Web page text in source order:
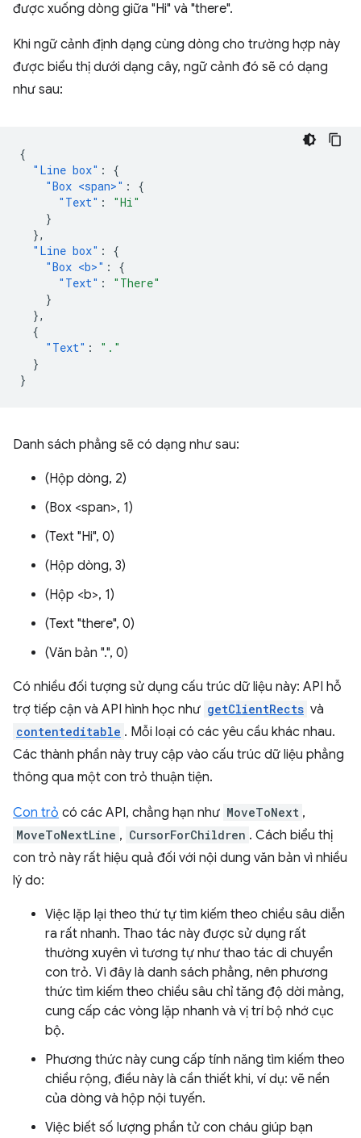
được xuống dòng giữa "Hi" và "there".
Khi ngữ cảnh định dạng cùng dòng cho trường hợp này
được biểu thị dưới dạng cây, ngữ cảnh đó sẽ có dạng
như sau:
{
"Line box" :
{
"Box <span>" :
{
"Text" :
"Hi"
}
},
"Line box" :
{
"Box <b>" :
{
"Text" :
"There"
}
},
{
"Text" :
"."
}
}
Danh sách phẳng sẽ có dạng như sau:
(Hộp dòng, 2)
(Box <span>, 1)
(Text "Hi", 0)
(Hộp dòng, 3)
(Hộp <b>, 1)
(Text "there", 0)
(Văn bản ".", 0)
Có nhiều đối tượng sử dụng cấu trúc dữ liệu này: API hỗ
trợ tiếp cận và API hình học như getClientRects và
contenteditable . Mỗi loại có các yêu cầu khác nhau.
Các thành phần này truy cập vào cấu trúc dữ liệu phẳng
thông qua một con trỏ thuận tiện.
Con trỏ có các API, chẳng hạn như MoveToNext ,
MoveToNextLine , CursorForChildren . Cách biểu thị
con trỏ này rất hiệu quả đối với nội dung văn bản vì nhiều
lý do:
Việc lặp lại theo thứ tự tìm kiếm theo chiều sâu diễn
ra rất nhanh. Thao tác này được sử dụng rất
thường xuyên vì tương tự như thao tác di chuyển
con trỏ. Vì đây là danh sách phẳng, nên phương
thức tìm kiếm theo chiều sâu chỉ tăng độ dời mảng,
cung cấp các vòng lặp nhanh và vị trí bộ nhớ cục
bộ.
Phương thức này cung cấp tính năng tìm kiếm theo
chiều rộng, điều này là cần thiết khi, ví dụ: vẽ nền
của dòng và hộp nội tuyến.
Việc biết số lượng phần tử con cháu giúp bạn